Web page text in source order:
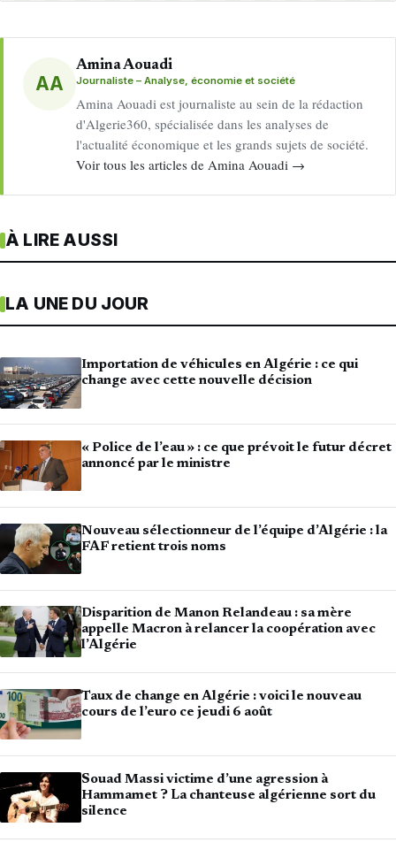
AA
Amina Aouadi
Journaliste – Analyse, économie et société
Amina Aouadi est journaliste au sein de la rédaction
d'Algerie360, spécialisée dans les analyses de
l'actualité économique et les grands sujets de société.
Voir tous les articles de Amina Aouadi →
À LIRE AUSSI
LA UNE DU JOUR
Importation de véhicules en Algérie : ce qui
change avec cette nouvelle décision
« Police de l’eau » : ce que prévoit le futur décret
annoncé par le ministre
Nouveau sélectionneur de l’équipe d’Algérie : la
FAF retient trois noms
Disparition de Manon Relandeau : sa mère
appelle Macron à relancer la coopération avec
l’Algérie
Taux de change en Algérie : voici le nouveau
cours de l’euro ce jeudi 6 août
Souad Massi victime d’une agression à
Hammamet ? La chanteuse algérienne sort du
silence